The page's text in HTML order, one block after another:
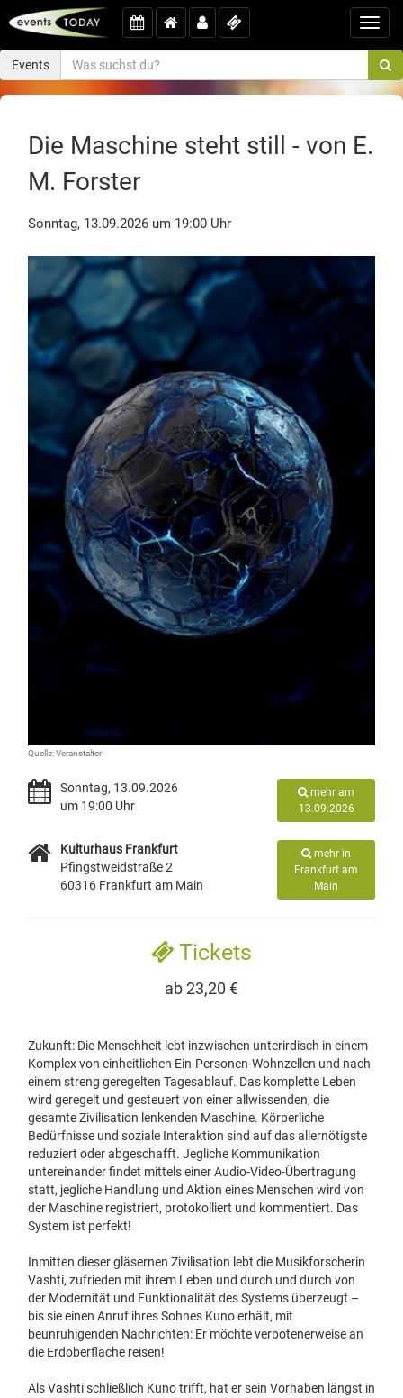
Events
Die Maschine steht still - von E.
M. Forster
Sonntag, 13.09.2026 um 19:00 Uhr
Quelle: Veranstalter
Sonntag, 13.09.2026
um 19:00 Uhr
mehr am
13.09.2026
Kulturhaus Frankfurt
Pfingstweidstraße 2
60316 Frankfurt am Main
mehr in
Frankfurt am
Main
Tickets
ab 23,20 €
Zukunft: Die Menschheit lebt inzwischen unterirdisch in einem
Komplex von einheitlichen Ein-Personen-Wohnzellen und nach
einem streng geregelten Tagesablauf. Das komplette Leben
wird geregelt und gesteuert von einer allwissenden, die
gesamte Zivilisation lenkenden Maschine. Körperliche
Bedürfnisse und soziale Interaktion sind auf das allernötigste
reduziert oder abgeschafft. Jegliche Kommunikation
untereinander findet mittels einer Audio-Video-Übertragung
statt, jegliche Handlung und Aktion eines Menschen wird von
der Maschine registriert, protokolliert und kommentiert. Das
System ist perfekt!
Inmitten dieser gläsernen Zivilisation lebt die Musikforscherin
Vashti, zufrieden mit ihrem Leben und durch und durch von
der Modernität und Funktionalität des Systems überzeugt –
bis sie einen Anruf ihres Sohnes Kuno erhält, mit
beunruhigenden Nachrichten: Er möchte verbotenerweise an
die Erdoberfläche reisen!
Als Vashti schließlich Kuno trifft, hat er sein Vorhaben längst in